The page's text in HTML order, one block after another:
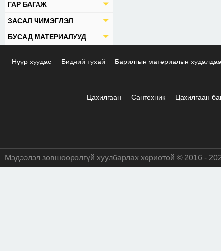
ГАР БАГАЖ
ЗАСАЛ ЧИМЭГЛЭЛ
БУСАД МАТЕРИАЛУУД
Нүүр хуудас Бидний тухай Барилгын материалын
Цахилгаан Сантехник Цахилгаан
Мэдээлэл зөвшөөрөлгүй хуулбарлах хориотой © 2016 -